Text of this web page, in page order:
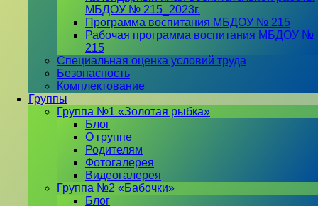
МБДОУ № 215_2023г.
Программа воспитания МБДОУ № 215
Рабочая программа воспитания МБДОУ №
215
Специальная оценка условий труда
Безопасность
Комплектование
Группы
Группа №1 «Золотая рыбка»
Блог
О группе
Родителям
Фотогалерея
Видеогалерея
Группа №2 «Бабочки»
Блог